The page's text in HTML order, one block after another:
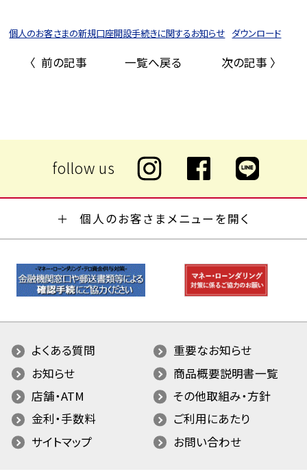
個人のお客さまの新規口座開設手続きに関するお知らせ ダウンロード
〈 前の記事 一覧へ戻る 次の記事 〉
個人のお客さまメニューを開く
よくある質問
重要なお知らせ
お知らせ
商品概要説明書一覧
店舗・ATM
その他取組み・方針
金利・手数料
ご利用にあたり
サイトマップ
お問い合わせ